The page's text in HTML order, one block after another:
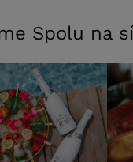
Spolu na